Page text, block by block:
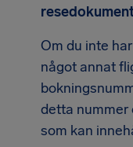
Om du inte
något annat
detta nummer
som kan